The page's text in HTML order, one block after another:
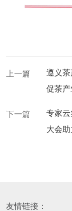
上一篇
遵义
促茶
下一篇
专家
大会
友情链接：